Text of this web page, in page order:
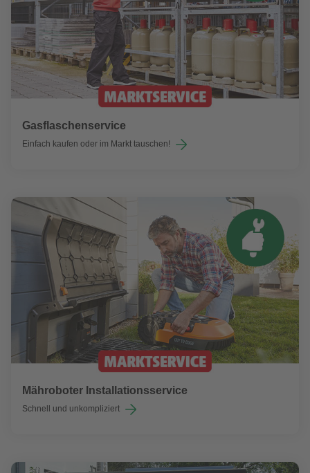
Gasflaschenservice
Einfach kaufen oder im Markt tauschen!
Mähroboter Installationsservice
Schnell und unkompliziert